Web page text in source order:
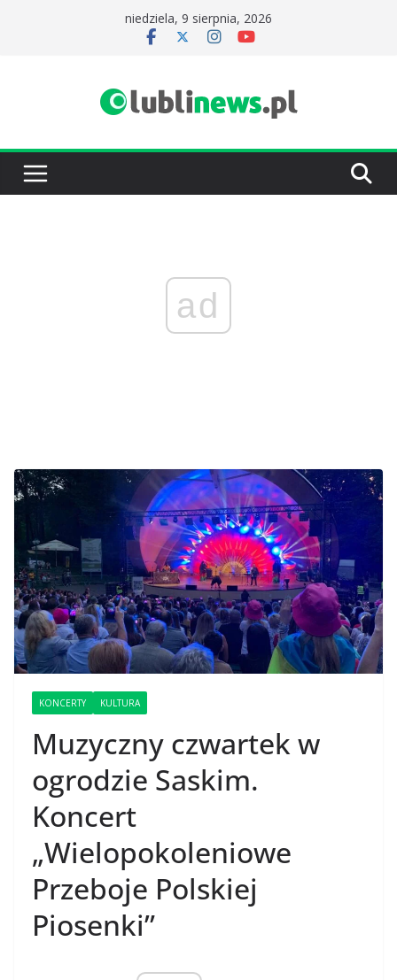
niedziela, 9 sierpnia, 2026
ad
KONCERTY KULTURA
Muzyczny czwartek w
ogrodzie Saskim.
Koncert
„Wielopokoleniowe
Przeboje Polskiej
Piosenki”